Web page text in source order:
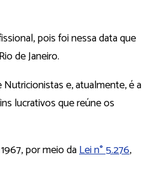
pois foi nessa data que
de Janeiro.
e, atualmente, é a
lucrativos que reúne os
por meio daLei n° 5.276,